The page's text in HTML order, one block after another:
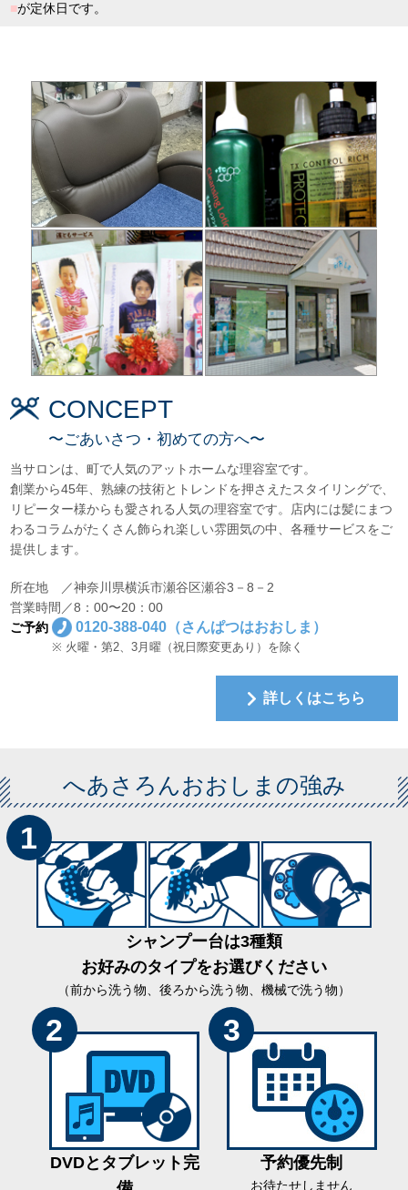
■が定休日です。
CONCEPT
〜ごあいさつ・初めての方へ〜
当サロンは、町で人気のアットホームな理容室です。
創業から45年、熟練の技術とトレンドを押さえたスタイリングで、
リピーター様からも愛される人気の理容室です。店内には髪にまつ
わるコラムがたくさん飾られ楽しい雰囲気の中、各種サービスをご
提供します。
所在地 ／神奈川県横浜市瀬谷区瀬谷3－8－2
営業時間／8：00〜20：00
ご予約
0120-388-040（さんぱつはおおしま）
※ 火曜・第2、3月曜（祝日際変更あり）を除く
詳しくはこちら
へあさろんおおしまの強み
1
シャンプー台は3種類
お好みのタイプをお選びください
（前から洗う物、後ろから洗う物、機械で洗う物）
2
DVDとタブレット完
3
予約優先制
お待たせしません